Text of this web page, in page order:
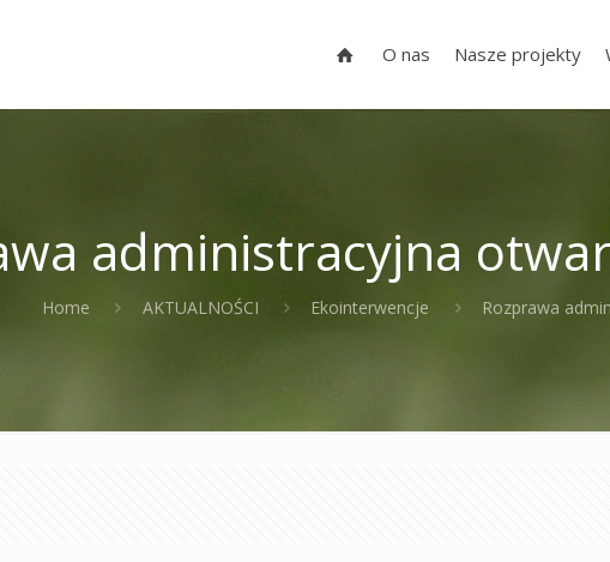
O nas Nasze projekty
administracyjna
Home AKTUALNOŚCI Ekointerwencje Rozprawa